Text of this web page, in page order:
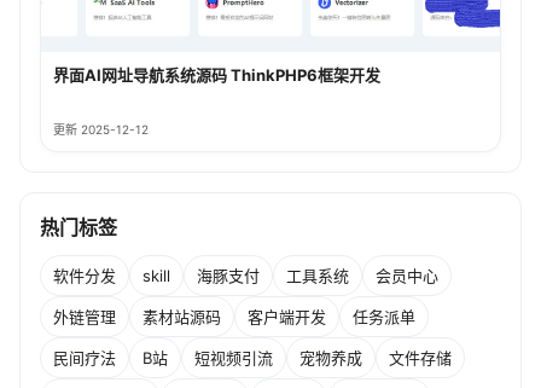
界面AI网址导航系统源码 ThinkPHP6框架开发
更新 2025-12-12
热门标签
软件分发 skill 海豚支付 工具系统 会员中心
外链管理 素材站源码 客户端开发 任务派单
民间疗法 B站 短视频引流 宠物养成 文件存储